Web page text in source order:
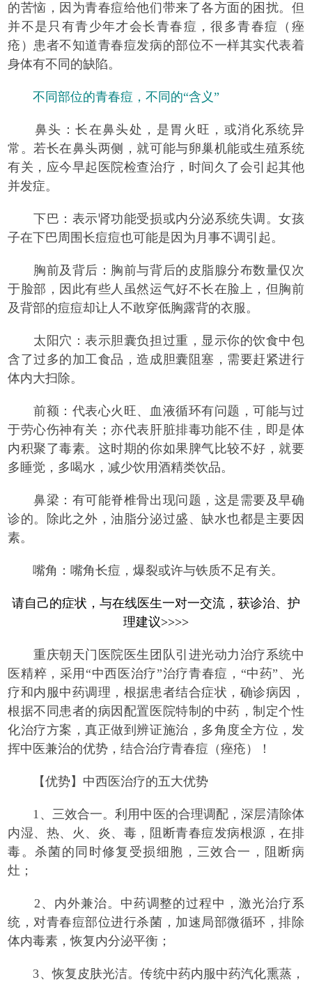
的苦恼，因为青春痘给他们带来了各方面的困扰。但
并不是只有青少年才会长青春痘，很多青春痘（痤
疮）患者不知道青春痘发病的部位不一样其实代表着
身体有不同的缺陷。
不同部位的青春痘，不同的“含义”
鼻头：长在鼻头处，是胃火旺，或消化系统异
常。若长在鼻头两侧，就可能与卵巢机能或生殖系统
有关，应今早起医院检查治疗，时间久了会引起其他
并发症。
下巴：表示肾功能受损或内分泌系统失调。女孩
子在下巴周围长痘痘也可能是因为月事不调引起。
胸前及背后：胸前与背后的皮脂腺分布数量仅次
于脸部，因此有些人虽然运气好不长在脸上，但胸前
及背部的痘痘却让人不敢穿低胸露背的衣服。
太阳穴：表示胆囊负担过重，显示你的饮食中包
含了过多的加工食品，造成胆囊阻塞，需要赶紧进行
体内大扫除。
前额：代表心火旺、血液循环有问题，可能与过
于劳心伤神有关；亦代表肝脏排毒功能不佳，即是体
内积聚了毒素。这时期的你如果脾气比较不好，就要
多睡觉，多喝水，减少饮用酒精类饮品。
鼻梁：有可能脊椎骨出现问题，这是需要及早确
诊的。除此之外，油脂分泌过盛、缺水也都是主要因
素。
嘴角：嘴角长痘，爆裂或许与铁质不足有关。
请自己的症状，与在线医生一对一交流，获诊治、护
理建议>>>>
重庆朝天门医院医生团队引进光动力治疗系统中
医精粹，采用“中西医治疗”治疗青春痘，“中药”、光
疗和内服中药调理，根据患者结合症状，确诊病因，
根据不同患者的病因配置医院特制的中药，制定个性
化治疗方案，真正做到辨证施治，多角度全方位，发
挥中医兼治的优势，结合治疗青春痘（痤疮）！
【优势】中西医治疗的五大优势
1、三效合一。利用中医的合理调配，深层清除体
内湿、热、火、炎、毒，阻断青春痘发病根源，在排
毒。杀菌的同时修复受损细胞，三效合一，阻断病
灶；
2、内外兼治。中药调整的过程中，激光治疗系
统，对青春痘部位进行杀菌，加速局部微循环，排除
体内毒素，恢复内分泌平衡；
3、恢复皮肤光洁。传统中药内服中药汽化熏蒸，